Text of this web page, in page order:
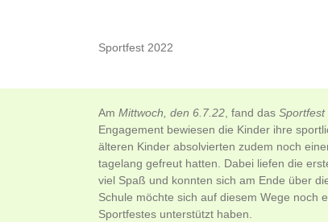
Sportfest 2022
Am Mittwoch, den 6.7.22 , fand das Sportfest
Engagement bewiesen die Kinder ihre
älteren Kinder absolvierten zudem noch
tagelang gefreut hatten. Dabei liefen die
viel Spaß und konnten sich am Ende über
Schule möchte sich auf diesem Wege noch
Sportfestes unterstützt haben.